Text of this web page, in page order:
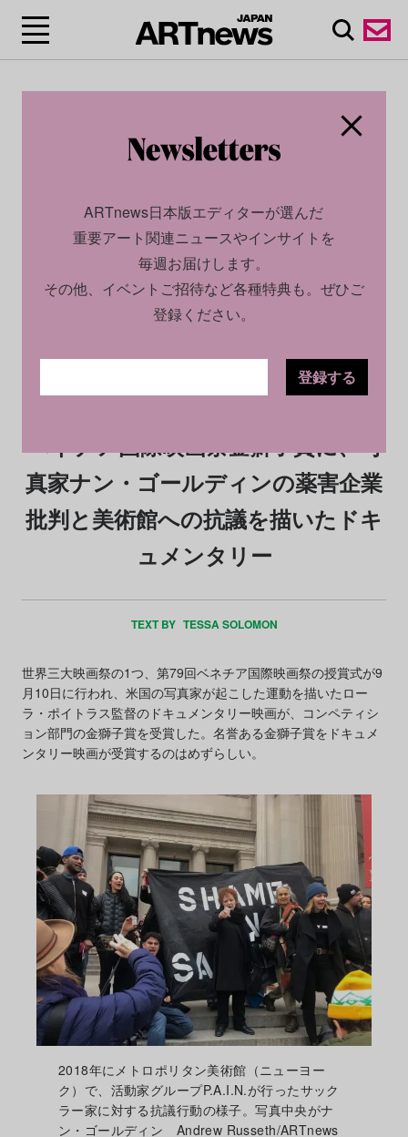
2022.09.21
ベネチア国際映画祭金獅子賞に、写
真家ナン・ゴールディンの薬害企業
批判と美術館への抗議を描いたドキ
ュメンタリー
TEXT BY TESSA SOLOMON
世界三大映画祭の1つ、第79回ベネチア国際映画祭の授賞式が9
月10日に行われ、米国の写真家が起こした運動を描いたロー
ラ・ポイトラス監督のドキュメンタリー映画が、コンペティシ
ョン部門の金獅子賞を受賞した。名誉ある金獅子賞をドキュメ
ンタリー映画が受賞するのはめずらしい。
2018年にメトロポリタン美術館（ニューヨー
ク）で、活動家グループP.A.I.N.が行ったサック
ラー家に対する抗議行動の様子。写真中央がナ
ン・ゴールディン Andrew Russeth/ARTnews
ARTnews日本版エディターが選んだ
重要アート関連ニュースやインサイトを
毎週お届けします。
その他、イベントご招待など各種特典も。ぜひご
登録ください。
登録する